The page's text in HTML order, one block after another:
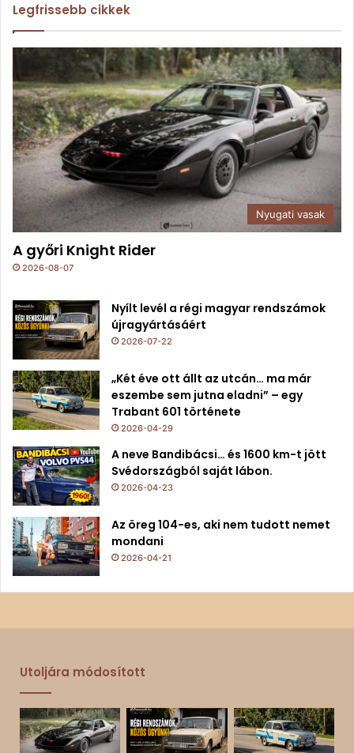
Legfrissebb cikkek
Nyugati vasak
A győri Knight Rider
2026-08-07
Nyílt levél a régi magyar rendszámok
újragyártásáért
2026-07-22
„Két éve ott állt az utcán… ma már
eszembe sem jutna eladni” – egy
Trabant 601 története
2026-04-29
A neve Bandibácsi… és 1600 km-t jött
Svédországból saját lábon.
2026-04-23
Az öreg 104-es, aki nem tudott nemet
mondani
2026-04-21
Utoljára módosított